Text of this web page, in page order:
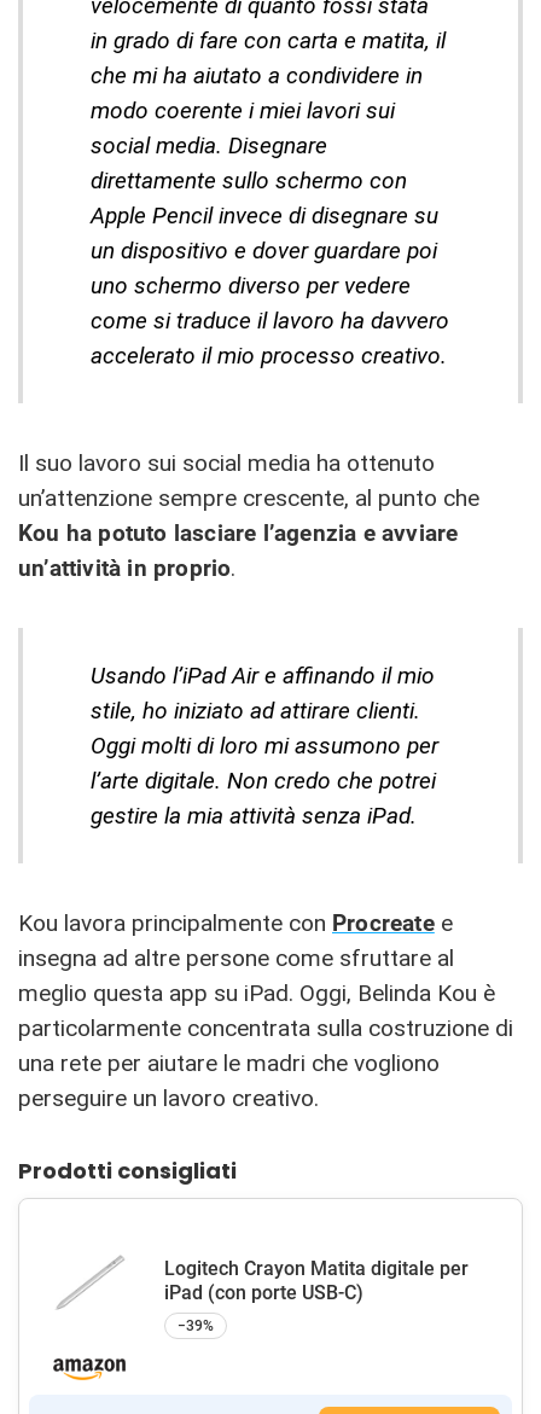
in grado di fare con carta e matita, il
che mi ha aiutato a condividere in
modo coerente i miei lavori sui
social media. Disegnare
direttamente sullo schermo con
Apple Pencil invece di disegnare su
un dispositivo e dover guardare poi
uno schermo diverso per vedere
come si traduce il lavoro ha davvero
accelerato il mio processo creativo.
Il suo lavoro sui social media ha ottenuto
un’attenzione sempre crescente, al punto che
Kou ha potuto lasciare l’agenzia e avviare
un’attività in proprio.
Usando l’iPad Air e affinando il mio
stile, ho iniziato ad attirare clienti.
Oggi molti di loro mi assumono per
l’arte digitale. Non credo che potrei
gestire la mia attività senza iPad.
Kou lavora principalmente con Procreatee
insegna ad altre persone come sfruttare al
meglio questa app su iPad. Oggi, Belinda Kou è
particolarmente concentrata sulla costruzione di
una rete per aiutare le madri che vogliono
perseguire un lavoro creativo.
Prodotti consigliati
Logitech Crayon Matita digitale per
iPad (con porte USB-C)
−39%